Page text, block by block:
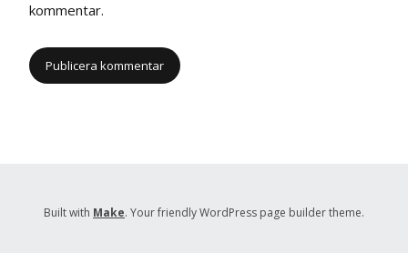
kommentar.
Built with Make. Your friendly WordPress page builder theme.